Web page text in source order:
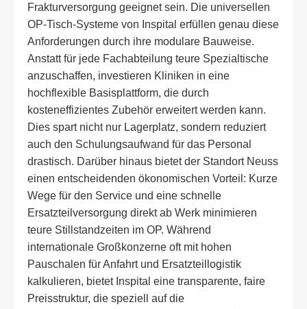
Frakturversorgung geeignet sein. Die universellen
OP-Tisch-Systeme von Inspital erfüllen genau diese
Anforderungen durch ihre modulare Bauweise.
Anstatt für jede Fachabteilung teure Spezialtische
anzuschaffen, investieren Kliniken in eine
hochflexible Basisplattform, die durch
kosteneffizientes Zubehör erweitert werden kann.
Dies spart nicht nur Lagerplatz, sondern reduziert
auch den Schulungsaufwand für das Personal
drastisch. Darüber hinaus bietet der Standort Neuss
einen entscheidenden ökonomischen Vorteil: Kurze
Wege für den Service und eine schnelle
Ersatzteilversorgung direkt ab Werk minimieren
teure Stillstandzeiten im OP. Während
internationale Großkonzerne oft mit hohen
Pauschalen für Anfahrt und Ersatzteillogistik
kalkulieren, bietet Inspital eine transparente, faire
Preisstruktur, die speziell auf die